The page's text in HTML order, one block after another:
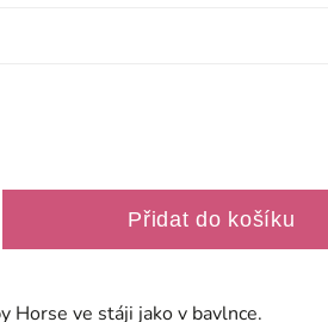
Přidat do košíku
Horse ve stáji jako v bavlnce.